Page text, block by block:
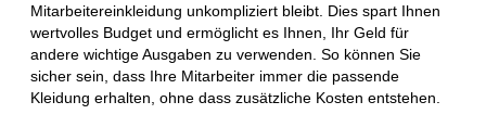
Mitarbeitereinkleidung unkompliziert bleibt. Dies spart Ihnen
wertvolles Budget und ermöglicht es Ihnen, Ihr Geld für
andere wichtige Ausgaben zu verwenden. So können Sie
sicher sein, dass Ihre Mitarbeiter immer die passende
Kleidung erhalten, ohne dass zusätzliche Kosten entstehen.